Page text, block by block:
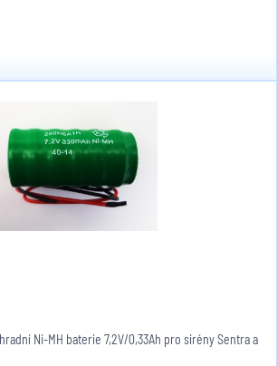
Ni-MH baterie 7,2V/0,33Ah pro sirény Sentra a